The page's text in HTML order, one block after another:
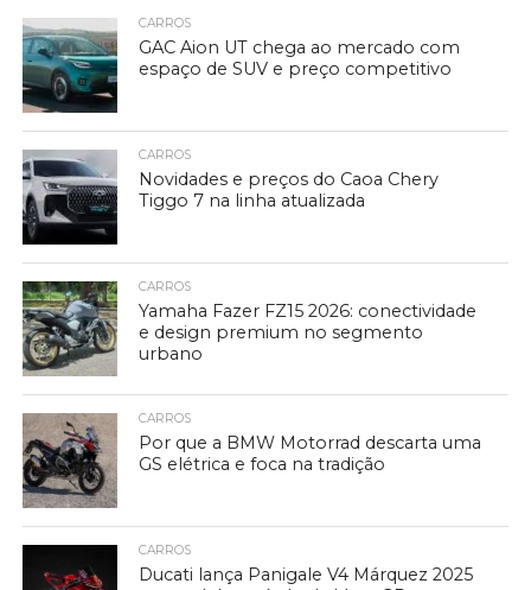
CARROS
GAC Aion UT chega ao mercado com
espaço de SUV e preço competitivo
CARROS
Novidades e preços do Caoa Chery
Tiggo 7 na linha atualizada
CARROS
Yamaha Fazer FZ15 2026: conectividade
e design premium no segmento
urbano
CARROS
Por que a BMW Motorrad descarta uma
GS elétrica e foca na tradição
CARROS
Ducati lança Panigale V4 Márquez 2025